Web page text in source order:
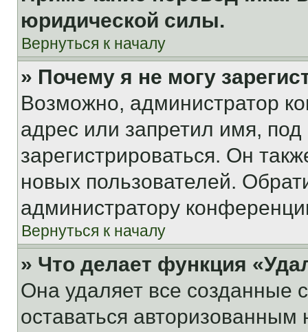
юридической силы.
Вернуться к началу
» Почему я не могу
Возможно, администратор
адрес или запретил имя,
зарегистрироваться. Он
новых пользователей.
администратору
Вернуться к началу
» Что делает функция
Она удаляет все созданные
оставаться